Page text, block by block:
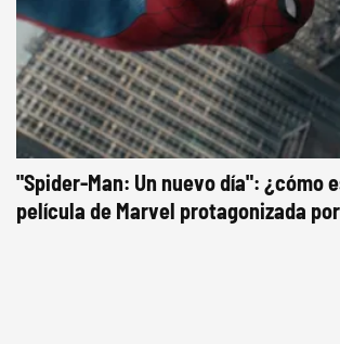
"Spider-Man: Un nuevo día": ¿cómo
película de Marvel protagonizada